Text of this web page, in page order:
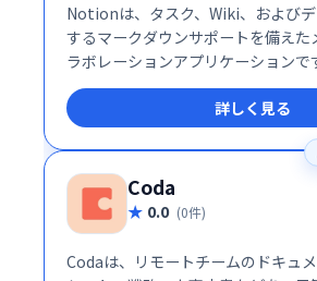
Notionは、タスク、Wiki、および
するマークダウンサポートを備えた
ラボレーションアプリケーションで
アプリをメモ作成、プロジェクト
ためのオールインワンワークスペー
す。
詳しく見る
Coda
0.0 (0件)
Codaは、リモートチームのドキュ